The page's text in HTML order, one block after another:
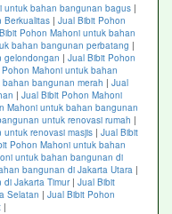
untuk bahan bangunan bagus |
Berkualitas | Jual Bibit Pohon
Pohon Mahoni untuk bahan
bahan bangunan perbatang |
gelondongan | Jual Bibit Pohon
Mahoni untuk bahan
bangunan merah | Jual
| Jual Bibit Pohon Mahoni
Mahoni untuk bahan bangunan
untuk renovasi rumah |
renovasi masjis | Jual Bibit
Pohon Mahoni untuk bahan
untuk bahan bangunan di
bangunan di Jakarta Utara |
Jakarta Timur| Jual Bibit
Selatan | Jual Bibit Pohon
|